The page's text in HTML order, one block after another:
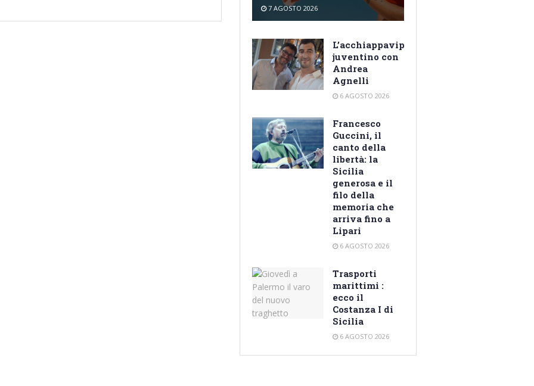
7 AGOSTO 2026
L’acchiappavip
juventino con
Andrea
Agnelli
6 AGOSTO 2026
Francesco
Guccini, il
canto della
libertà: la
Sicilia
generosa e il
filo della
memoria che
arriva fino a
Lipari
6 AGOSTO 2026
Trasporti
marittimi :
ecco il
Costanza I di
Sicilia
6 AGOSTO 2026